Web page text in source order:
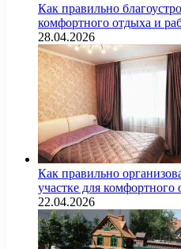
Как правильно
комфортного отдыха и
28.04.2026
Как правильно
участке для
22.04.2026